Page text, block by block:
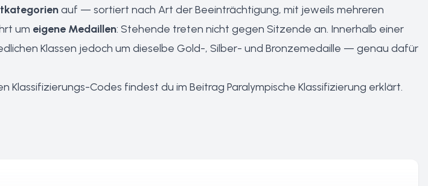
auf — sortiert nach Art der Beeinträchtigung, mit jeweils mehreren
um eigene Medaillen: Stehende treten nicht gegen Sitzende an. Innerhalb einer
Klassen jedoch um dieselbe Gold-, Silber- und Bronzemedaille — genau dafür
Klassifizierungs-Codes findest du im Beitrag Paralympische Klassifizierung erklärt.